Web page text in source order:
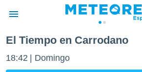
de
El Tiempo en Carrodano
18:42 Domingo